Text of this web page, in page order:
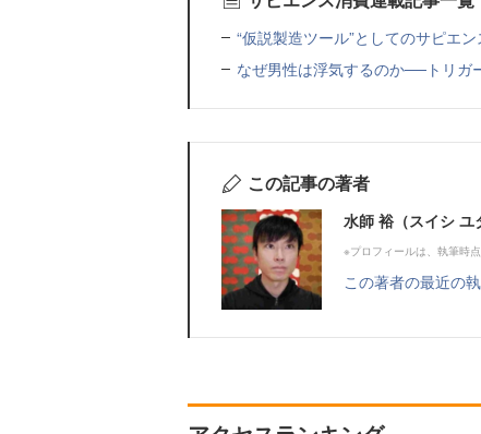
“仮説製造ツール”としてのサピエ
なぜ男性は浮気するのか──トリガ
この記事の著者
水師 裕（スイシ ユ
※プロフィールは、執筆時
この著者の最近の